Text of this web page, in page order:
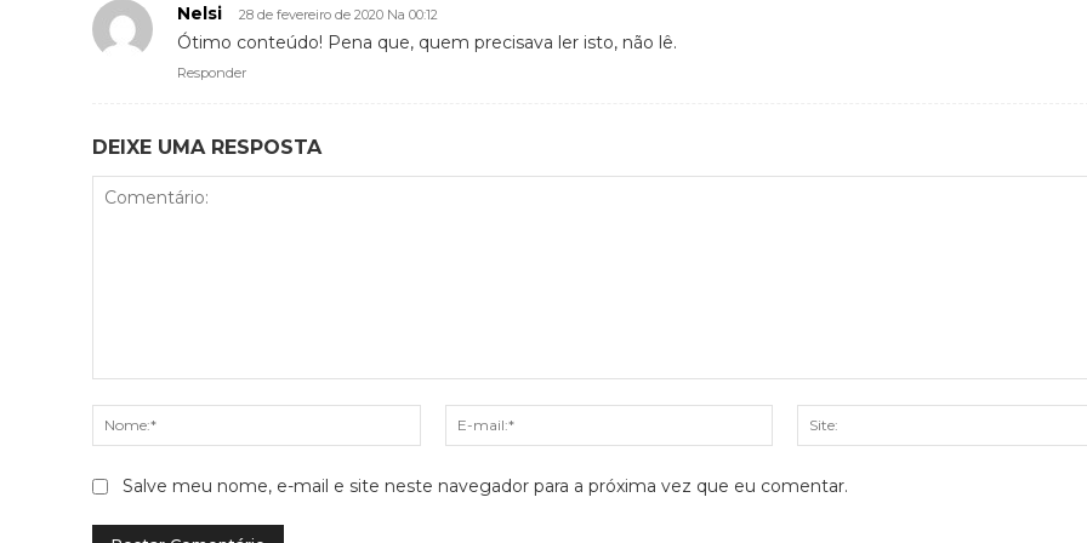
Nelsi 28 de fevereiro de 2020 Na 00:12
Ótimo conteúdo! Pena que, quem precisava ler isto, não lê.
Responder
DEIXE UMA RESPOSTA
Nome:*
mail:*
Salve meu nome, e-mail e site neste navegador para a próxima vez que eu comentar.